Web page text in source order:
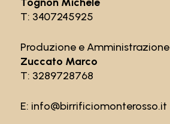
T: 3407245925
Produzione e Amministrazione
Zuccato Marco
T: 3289728768
E: info@birrificiomonterosso.it